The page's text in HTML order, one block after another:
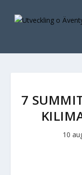
7
10